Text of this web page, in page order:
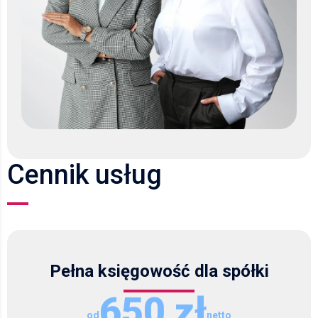
prowadzenie ksiąg rachunkowych,
rozliczenia VAT,
sporządzanie rocznych sprawozdań finansowych.
Na bieżącoprzekazujemy przejrzyste informacje
dotyczące podatków, składek oraz terminów płatności
dokumentów, otrzymujesz szybki i wygodny dostęp do
najważniejszych danych oraz wyników firmy.
gospodarczych
Zapewniamy pełną obsługę księgową dla osób
Cennik usług
Pełna księgowość dla spółki
od netto